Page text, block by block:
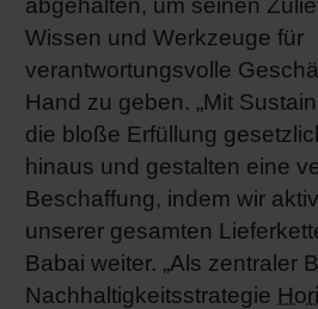
abgehalten, um seinen
Wissen und Werkzeuge für
verantwortungsvolle
Hand zu geben. „Mit
die bloße Erfüllung
hinaus und gestalten eine
Beschaffung, indem wir
unserer gesamten
Babai weiter. „Als zentraler
Nachhaltigkeitsstrategie